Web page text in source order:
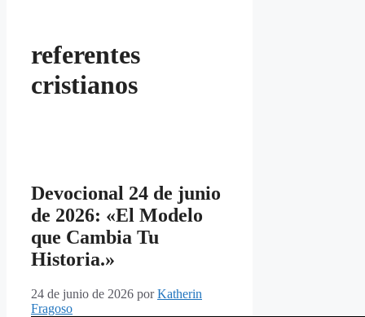
referentes
cristianos
Devocional 24 de junio
de 2026: «El Modelo
que Cambia Tu
Historia.»
24 de junio de 2026 porKatherin
Fragoso